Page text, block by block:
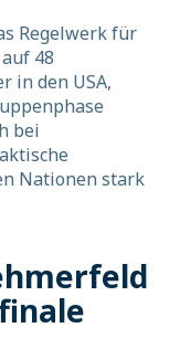
Regelwerk für
48
in den USA,
bei
Nationen stark